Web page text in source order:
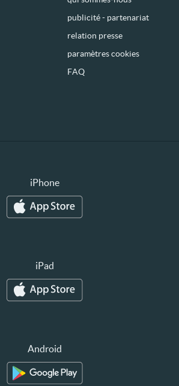
publicité - partenariat
relation presse
paramètres cookies
FAQ
iPhone
iPad
Android